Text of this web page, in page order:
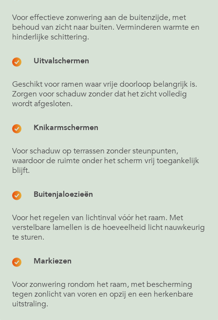
Voor effectieve zonwering aan de buitenzijde, met
behoud van zicht naar buiten. Verminderen warmte en
hinderlijke schittering.
Uitvalschermen
Geschikt voor ramen waar vrije doorloop belangrijk is.
Zorgen voor schaduw zonder dat het zicht volledig
wordt afgesloten.
Knikarmschermen
Voor schaduw op terrassen zonder steunpunten,
waardoor de ruimte onder het scherm vrij toegankelijk
blijft.
Buitenjaloezieën
Voor het regelen van lichtinval vóór het raam. Met
verstelbare lamellen is de hoeveelheid licht nauwkeurig
te sturen.
Markiezen
Voor zonwering rondom het raam, met bescherming
tegen zonlicht van voren en opzij en een herkenbare
uitstraling.